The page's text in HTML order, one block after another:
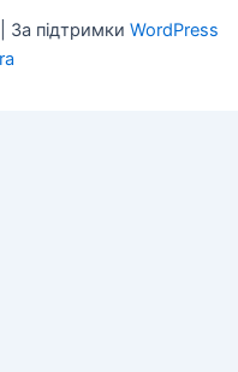
підтримки WordPress